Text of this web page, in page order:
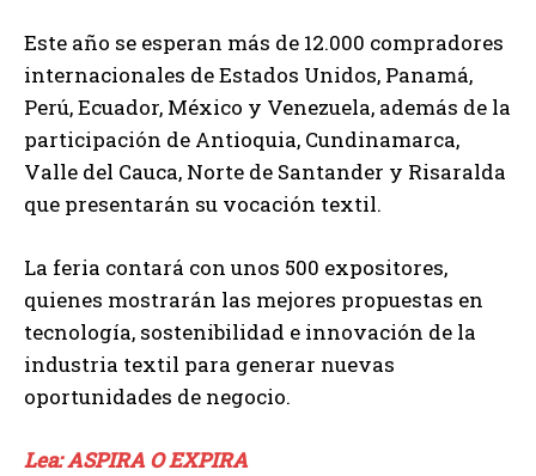
Este año se esperan más de 12.000 compradores
internacionales de Estados Unidos, Panamá,
Perú, Ecuador, México y Venezuela, además de la
participación de Antioquia, Cundinamarca,
Valle del Cauca, Norte de Santander y Risaralda
que presentarán su vocación textil.
La feria contará con unos 500 expositores,
quienes mostrarán las mejores propuestas en
tecnología, sostenibilidad e innovación de la
industria textil para generar nuevas
oportunidades de negocio.
Lea: ASPIRA O EXPIRA